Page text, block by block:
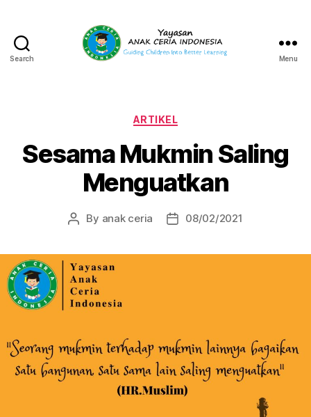
Search
Indonesia
Menu
Categories
ARTIKEL
Sesama Mukmin Saling
Menguatkan
Post
By anak ceria
Post08/02/2021